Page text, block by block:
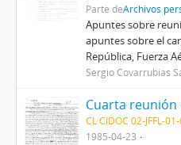
Parte deArchivos
Apuntes sobre
apuntes sobre el
República, Fuerza
Sergio Covarrubias
Cuarta
CL CIDOC 02-JFFL-
1985-04-23